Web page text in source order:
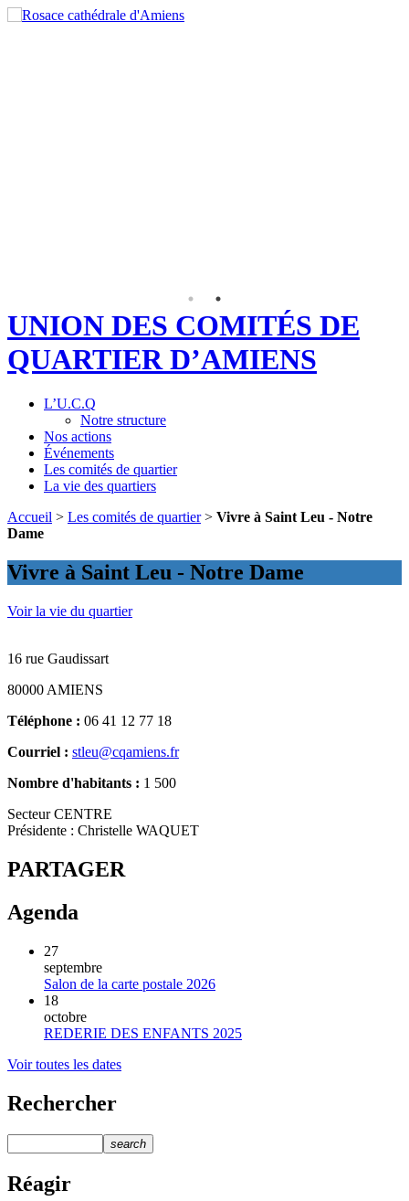
UNION DES COMITÉS DE
QUARTIER D’AMIENS
L’U.C.Q
Notre structure
Nos actions
Événements
Les comités de quartier
La vie des quartiers
Accueil > Les comités de quartier> Vivre à Saint Leu - Notre
Dame
Vivre à Saint Leu - Notre Dame
Voir la vie du quartier
16 rue Gaudissart
80000 AMIENS
Téléphone : 06 41 12 77 18
Courriel : stleu@cqamiens.fr
Nombre d'habitants : 1 500
Secteur CENTRE
Présidente : Christelle WAQUET
PARTAGER
Agenda
27
septembre
Salon de la carte postale 2026
18
octobre
REDERIE DES ENFANTS 2025
Voir toutes les dates
Rechercher
search
Réagir